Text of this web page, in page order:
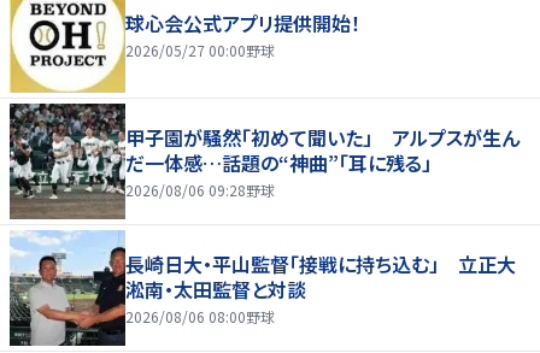
球心会公式アプリ提供開始！
2026/05/27 00:00野球
甲子園が騒然「初めて聞いた」 アルプスが生ん
だ一体感…話題の“神曲”「耳に残る」
2026/08/06 09:28野球
長崎日大・平山監督「接戦に持ち込む」 立正大
淞南・太田監督と対談
2026/08/06 08:00野球